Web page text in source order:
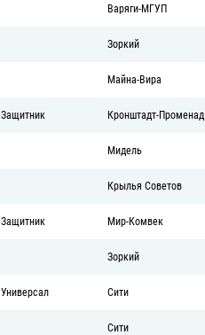
Варяги-МГУП
Зоркий
Майна-Вира
Защитник Кронштадт-Променад
Мидель
Крылья Советов
Защитник Мир-Комвек
Зоркий
Универсал Сити
Сити